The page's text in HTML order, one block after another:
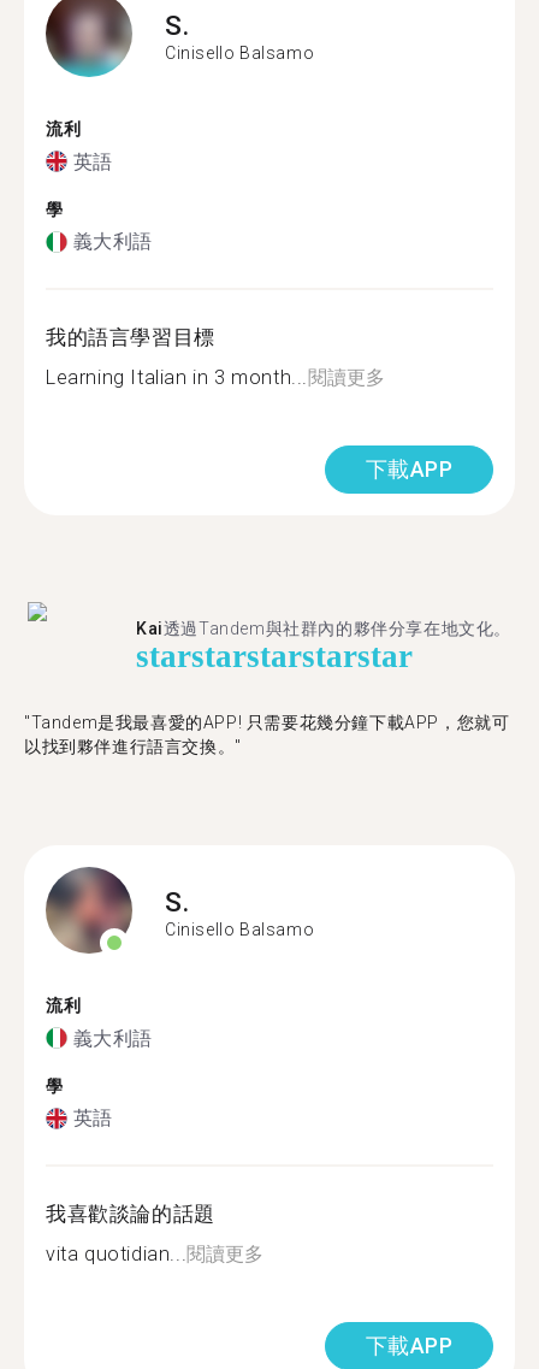
S.
Cinisello Balsamo
流利
英語
學
義大利語
我的語言學習目標
Learning Italian in 3 month...閱讀更多
下載APP
Kai透過Tandem與社群內的夥伴分享在地文化。
starstarstarstarstar
"Tandem是我最喜愛的APP! 只需要花幾分鐘下載APP，您就可
以找到夥伴進行語言交換。"
S.
Cinisello Balsamo
流利
義大利語
學
英語
我喜歡談論的話題
vita quotidian...閱讀更多
下載APP